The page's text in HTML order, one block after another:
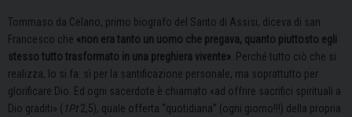
Tommaso da Celano, primo biografo del Santo di Assisi, diceva di san
Francesco che «non era tanto un uomo che pregava, quanto piuttosto egli
stesso tutto trasformato in una preghiera vivente». Perché tutto ciò che si
realizza, lo si fa: sì per la santificazione personale, ma soprattutto per
glorificare Dio. Ed ogni sacerdote è chiamato «ad offrire sacrifici spirituali a
Dio graditi» ( 1Pt2,5), quale offerta “quotidiana” (ogni giorno!!!) della propria